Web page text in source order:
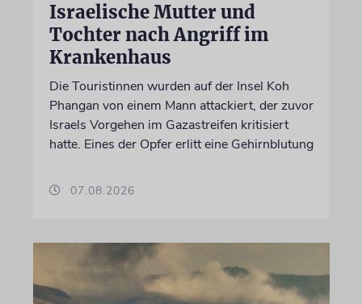
Israelische Mutter und
Tochter nach Angriff im
Krankenhaus
Die Touristinnen wurden auf der Insel Koh
Phangan von einem Mann attackiert, der zuvor
Israels Vorgehen im Gazastreifen kritisiert
hatte. Eines der Opfer erlitt eine Gehirnblutung
07.08.2026